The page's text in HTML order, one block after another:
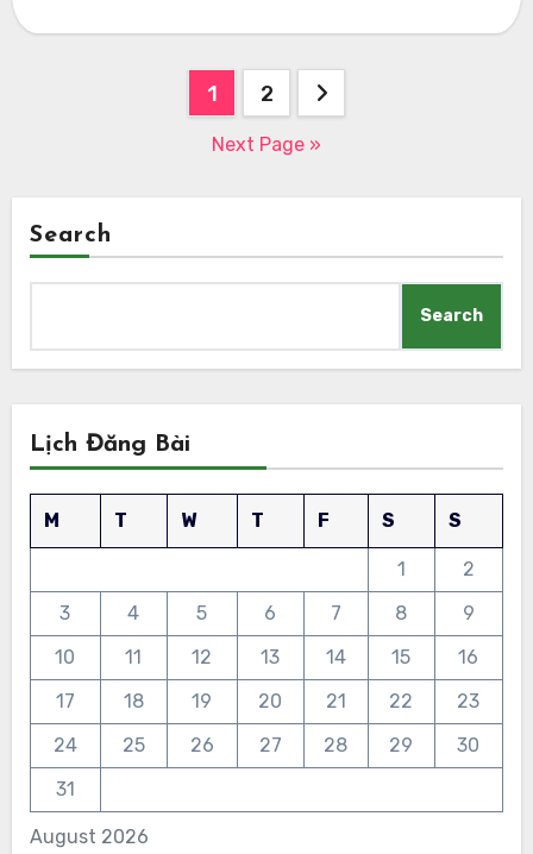
1 2
Next Page »
Search
Search
Lịch Đăng Bài
August 2026
M T W T F S S
1
2
3
4 5 6 7 8
9
10
11 12 13 14 15
16
17
18 19 20 21 22
23
24
25 26 27 28 29
30
31